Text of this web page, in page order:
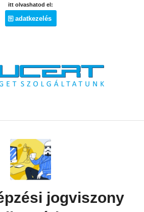
itt olvashatod el:
adatkezelés
jogviszony